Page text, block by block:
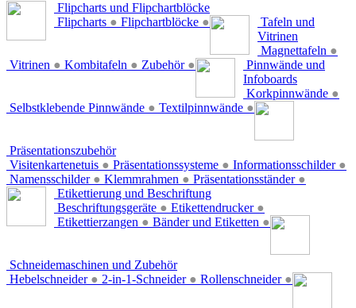
Flipcharts und Flipchartblöcke
Flipcharts ● Flipchartblöcke ●
Tafeln und
Vitrinen
Magnettafeln ●
Vitrinen ● Kombitafeln ● Zubehör ●
Pinnwände und
Infoboards
Korkpinnwände ●
Selbstklebende Pinnwände ● Textilpinnwände ●
Präsentationszubehör
Visitenkartenetuis ● Präsentationssysteme ● Informationsschilder ●
Namensschilder ● Klemmrahmen ● Präsentationsständer ●
Etikettierung und Beschriftung
Beschriftungsgeräte ● Etikettendrucker ●
Etikettierzangen ● Bänder und Etiketten ●
Schneidemaschinen und Zubehör
Hebelschneider ● 2-in-1-Schneider ● Rollenschneider ●